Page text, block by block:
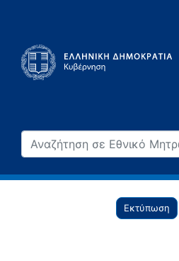
Εκτύπωση